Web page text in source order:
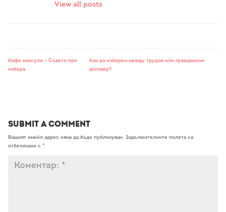
View all posts
Кафе капсули – Съвети при
избора
Как да изберем между трудов или граждански
договор?
Submit a Comment
Вашият имейл адрес няма да бъде публикуван. Задължителните полета са
отбелязани с *